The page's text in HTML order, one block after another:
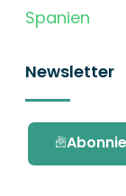
Spanien
Newsletter